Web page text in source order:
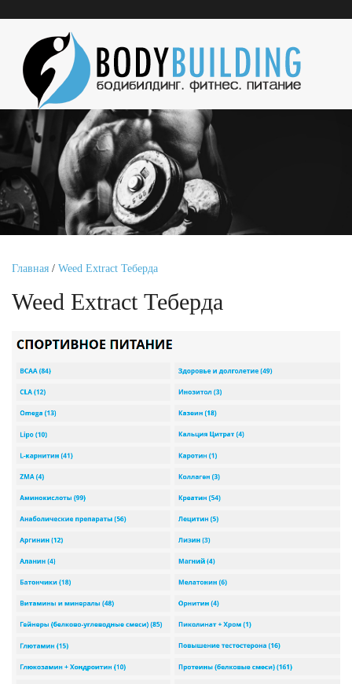
Главная / Weed Extract Теберда
Weed Extract Теберда